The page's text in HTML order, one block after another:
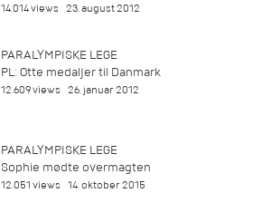
14.014 views 23. august 2012
PARALYMPISKE LEGE
PL: Otte medaljer til Danmark
12.609 views 26. januar 2012
PARALYMPISKE LEGE
Sophie mødte overmagten
12.051 views 14. oktober 2015